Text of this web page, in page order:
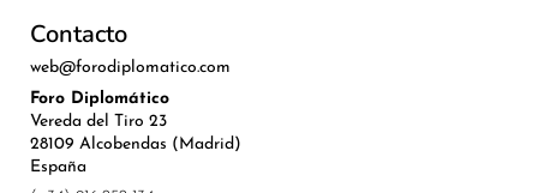
Contacto
web@forodiplomatico.com
Foro Diplomático
Vereda del Tiro 23
28109 Alcobendas (Madrid)
España